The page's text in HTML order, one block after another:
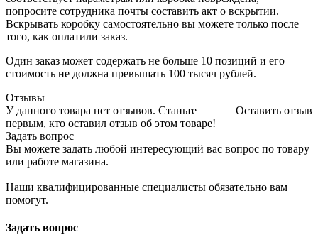
попросите сотрудника почты составить акт о вскрытии.
Вскрывать коробку самостоятельно вы можете только после
того, как оплатили заказ.
Один заказ может содержать не больше 10 позиций и его
стоимость не должна превышать 100 тысяч рублей.
Отзывы
Оставить отзыв
У данного товара нет отзывов. Станьте
первым, кто оставил отзыв об этом товаре!
Задать вопрос
Вы можете задать любой интересующий вас вопрос по товару
или работе магазина.
Наши квалифицированные специалисты обязательно вам
помогут.
Задать вопрос